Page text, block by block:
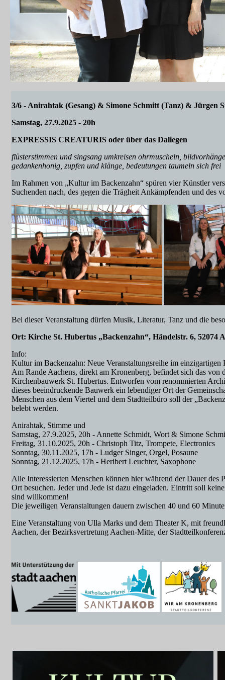
3/6 - Anirahtak (Gesang) & Simone Schmitt (Tanz) & Jürgen
Samstag, 27.9.2025 - 20h
EXPRESSIS CREATURIS oder über das Daliegen
flüsterstimmen und singsang umkreisen ohrmuscheln,
gedankenhonig, zupfen und klänge, bedeutungen taumeln sich frei
Im Rahmen von „Kultur im Backenzahn“ spüren vier Künstler
Suchenden nach, des gegen die Trägheit Ankämpfenden und des
Bei dieser Veranstaltung dürfen Musik, Literatur, Tanz und die
Ort: Kirche St. Hubertus „Backenzahn“, Händelstr. 6, 52074
Info:
Kultur im Backenzahn: Neue Veranstaltungsreihe im
Am Rande Aachens, direkt am Kronenberg, befindet sich das von
Kirchenbauwerk St. Hubertus. Entworfen vom renommierten
dieses beeindruckende Bauwerk ein lebendiger Ort der
Menschen aus dem Viertel und dem Stadtteilbüro soll der
belebt werden.
Anirahtak, Stimme und
Samstag, 27.9.2025, 20h - Annette Schmidt, Wort & Simone
Freitag, 31.10.2025, 20h - Christoph Titz, Trompete, Electronics
Sonntag, 30.11.2025, 17h - Ludger Singer, Orgel, Posaune
Sonntag, 21.12.2025, 17h - Heribert Leuchter, Saxophone
Alle Interessierten Menschen können hier während der Dauer des
Ort besuchen. Jeder und Jede ist dazu eingeladen. Eintritt soll
sind willkommen!
Die jeweiligen Veranstaltungen dauern zwischen 40 und 60
Eine Veranstaltung von Ulla Marks und dem Theater K, mit
Aachen, der Bezirksvertretung Aachen-Mitte, der